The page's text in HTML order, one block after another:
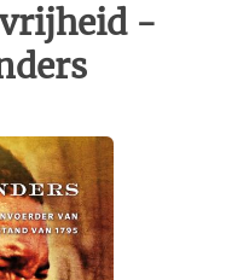
-